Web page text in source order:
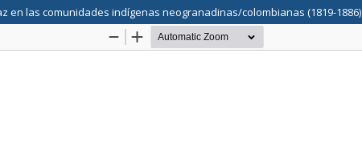
en las comunidades indígenas neogranadinas/colombianas (1819-1886)